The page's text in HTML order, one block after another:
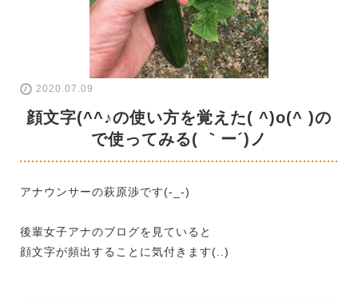
2020.07.09
顔文字(^^♪の使い方を覚えた( ^)o(^ )の
で使ってみる( ｀ー´)ノ
アナウンサーの萩原渉です(-_-)
後輩女子アナのブログを見ていると
顔文字が頻出することに気付きます(..)